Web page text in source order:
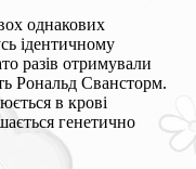
однакових
ідентичному
разів отримували
Рональд Свансторм.
в крові
генетично